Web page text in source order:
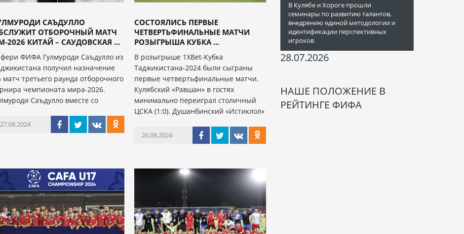
САЪДУЛЛО
ОТБОРОЧНЫЙ МАТЧ
2026 КИТАЙ – САУДОВСКАЯ ...
ФИФА Гулмуроди Саъдулло из
получил назначение
матч третьего раунда отборочного
чемпионата мира-2026.
Саъдулло вместе со
27.08.2024
СОСТОЯЛИСЬ ПЕРВЫЕ
ЧЕТВЕРТЬФИНАЛЬНЫЕ МАТЧИ
РОЗЫГРЫША КУБКА ...
В розыгрыше 1XBet-Кубка
Таджикистана-2024 были сыграны
первые четвертьфинальные матчи.
Кулябский «Равшан» в гостях
минимально переиграл столичный
ЦСКА (1:0). Душанбинский «Истиклол»
26.08.2024
В Кулябе и Хороге прошли
семинары по развитию талантов,
внедрению единой методологии и
идентификации перспективных
игроков
28.07.2026
НАШЕ ПОЛОЖЕНИЕ В
РЕЙТИНГЕ ФИФА